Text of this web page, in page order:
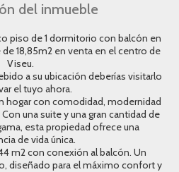
del inmueble
piso de 1 dormitorio con balcón en
18,85m2 en venta en el centro de
Viseu.
a su ubicación deberías visitarlo
el tuyo ahora.
hogar con comodidad, modernidad
una suite y una gran cantidad de
esta propiedad ofrece una
de vida única.
m2 con conexión al balcón. Un
diseñado para el máximo confort y